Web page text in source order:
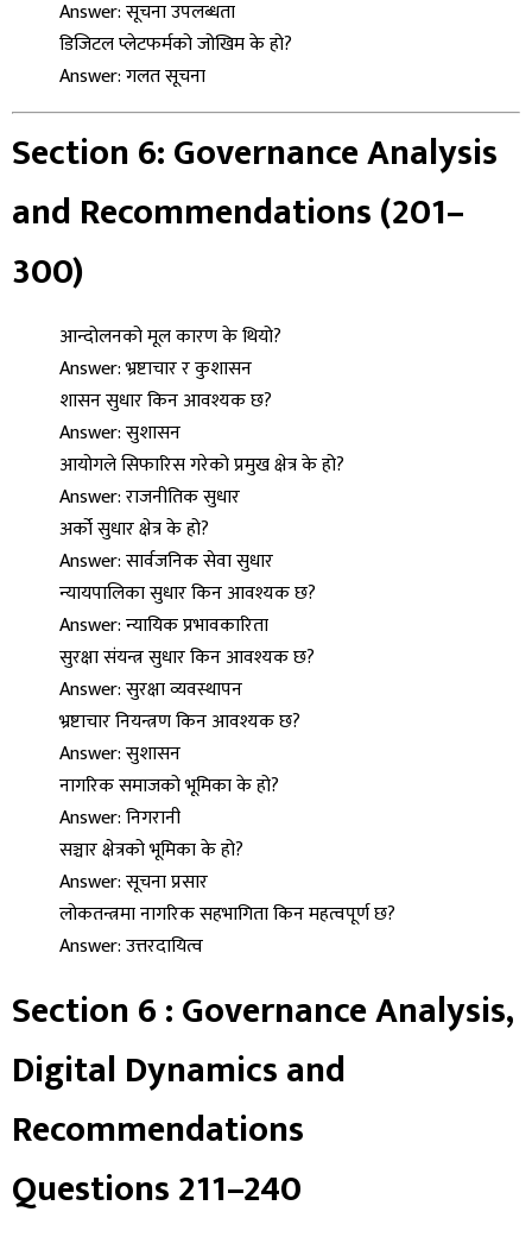
Answer: सूचना उपलब्धता
डिजिटल प्लेटफर्मको जोखिम के हो?
Answer: गलत सूचना
Section 6: Governance Analysis
and Recommendations (201–
300)
आन्दोलनको मूल कारण के थियो?
Answer: भ्रष्टाचार र कुशासन
शासन सुधार किन आवश्यक छ?
Answer: सुशासन
आयोगले सिफारिस गरेको प्रमुख क्षेत्र के हो?
Answer: राजनीतिक सुधार
अर्को सुधार क्षेत्र के हो?
Answer: सार्वजनिक सेवा सुधार
न्यायपालिका सुधार किन आवश्यक छ?
Answer: न्यायिक प्रभावकारिता
सुरक्षा संयन्त्र सुधार किन आवश्यक छ?
Answer: सुरक्षा व्यवस्थापन
भ्रष्टाचार नियन्त्रण किन आवश्यक छ?
Answer: सुशासन
नागरिक समाजको भूमिका के हो?
Answer: निगरानी
सञ्चार क्षेत्रको भूमिका के हो?
Answer: सूचना प्रसार
लोकतन्त्रमा नागरिक सहभागिता किन महत्वपूर्ण छ?
Answer: उत्तरदायित्व
Section 6 : Governance Analysis,
Digital Dynamics and
Recommendations
Questions 211–240